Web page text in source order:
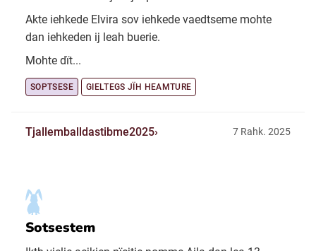
Akte iehkede Elvira sov iehkede vaedtseme mohte
dan iehkeden ij leah buerie.
Mohte dït...
SOPTSESE GIELTEGS JÏH HEAMTURE
Tjallemballdastibme2025 7 Rahk. 2025
Sotsestem